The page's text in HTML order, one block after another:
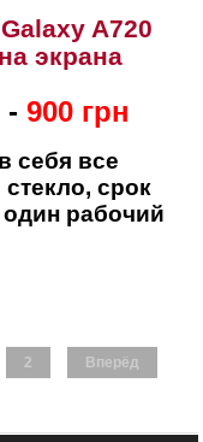
A720
экрана
- 900 грн
себя все
срок
рабочий
2
Вперёд